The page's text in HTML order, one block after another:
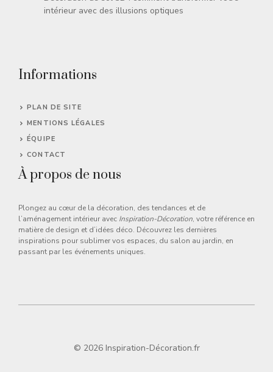
intérieur avec des illusions optiques
Informations
PLAN DE SITE
MENTIONS LÉGALES
ÉQUIPE
CONTACT
À propos de nous
Plongez au cœur de la décoration, des tendances et de
l’aménagement intérieur avec Inspiration-Décoration, votre référence en
matière de design et d’idées déco. Découvrez les dernières
inspirations pour sublimer vos espaces, du salon au jardin, en
passant par les événements uniques.
© 2026 Inspiration-Décoration.fr